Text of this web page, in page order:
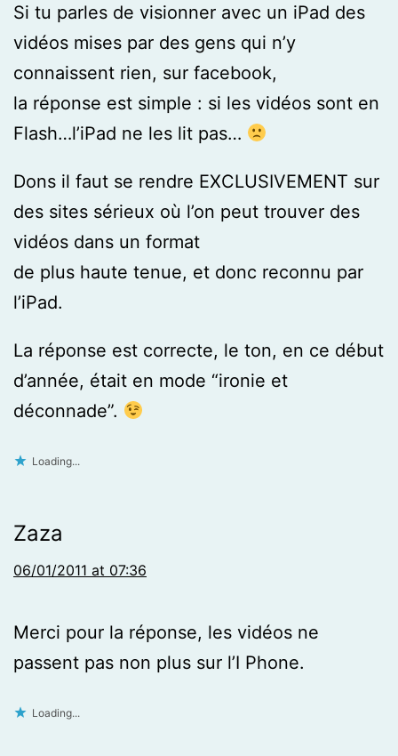
Si tu parles de visionner avec un iPad des
vidéos mises par des gens qui n’y
connaissent rien, sur facebook,
la réponse est simple : si les vidéos sont en
Flash…l’iPad ne les lit pas…
Dons il faut se rendre EXCLUSIVEMENT sur
des sites sérieux où l’on peut trouver des
vidéos dans un format
de plus haute tenue, et donc reconnu par
l’iPad.
La réponse est correcte, le ton, en ce début
d’année, était en mode “ironie et
déconnade”.
Loading...
Zaza
06/01/2011 at 07:36
Merci pour la réponse, les vidéos ne
passent pas non plus sur l’I Phone.
Loading...